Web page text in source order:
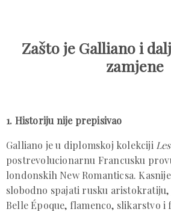
Zašto je Galliano i
zamjene
1. Historiju nije prepisivao
Galliano je u diplomskoj kolekciji
postrevolucionarnu Francusku
londonskih New Romanticsa.
slobodno spajati rusku
Belle Époque, flamenco, slikarstvo i